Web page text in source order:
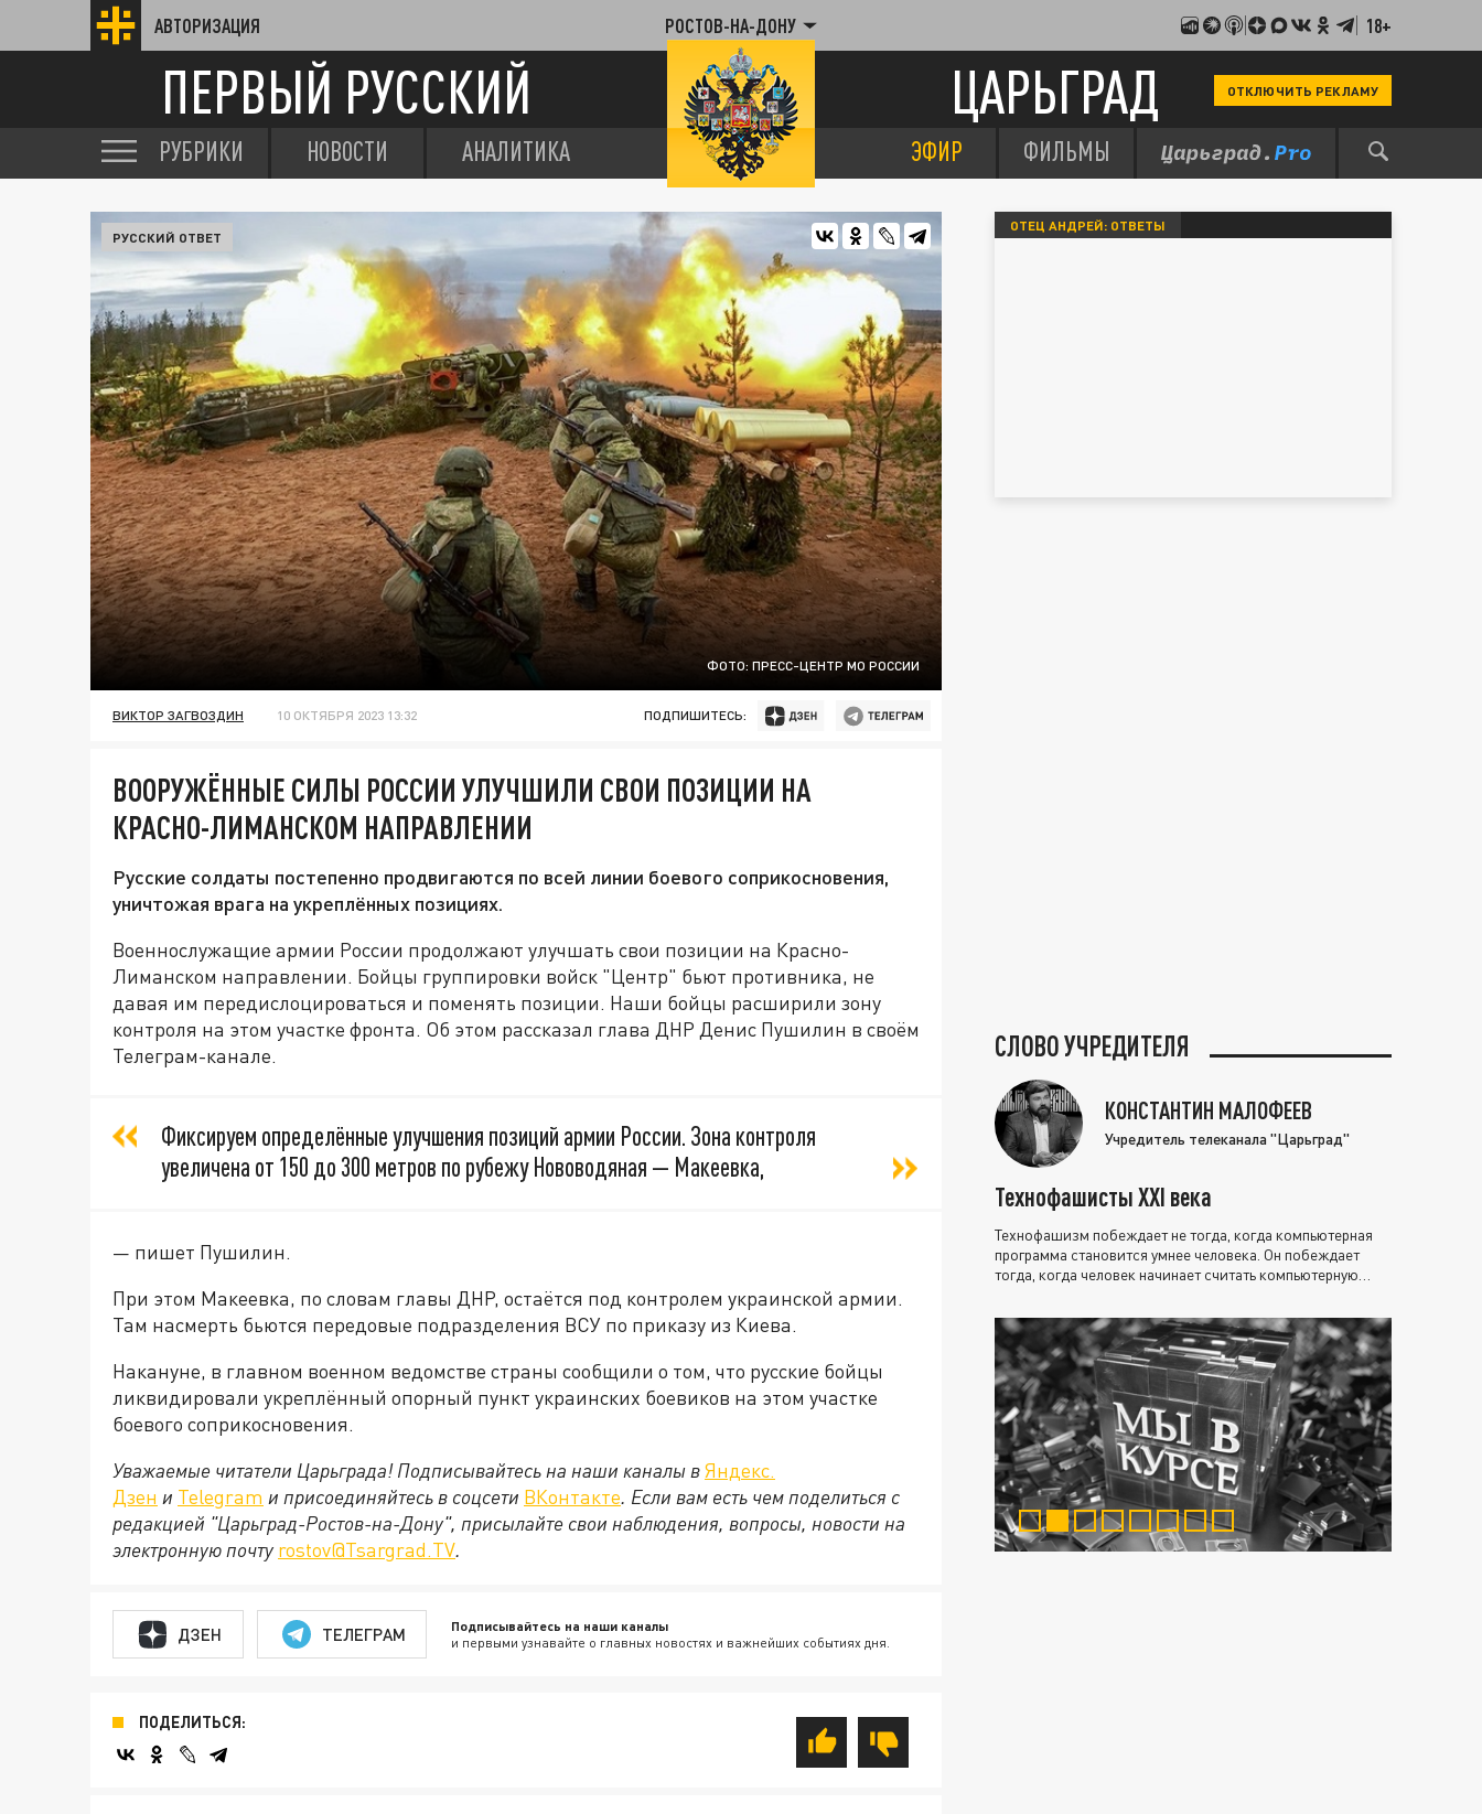
АВТОРИЗАЦИЯ РОСТОВ-НА-ДОНУ 18+
ПЕРВЫЙ РУССКИЙ ЦАРЬГРАД ОТКЛЮЧИТЬ РЕКЛАМУ
РУБРИКИ НОВОСТИ АНАЛИТИКА ЭФИР ФИЛЬМЫ
ФОТО: ПРЕСС-ЦЕНТР МО РОССИИ
РУССКИЙ ОТВЕТ
ВИКТОР ЗАГВОЗДИН 10 ОКТЯБРЯ 2023 13:32 ПОДПИШИТЕСЬ:
ВООРУЖЁННЫЕ СИЛЫ РОССИИ УЛУЧШИЛИ СВОИ ПОЗИЦИИ НА
КРАСНО-ЛИМАНСКОМ НАПРАВЛЕНИИ
Русские солдаты постепенно продвигаются по всей линии боевого соприкосновения,
уничтожая врага на укреплённых позициях.
Военнослужащие армии России продолжают улучшать свои позиции на Красно-
Лиманском направлении. Бойцы группировки войск "Центр" бьют противника, не
давая им передислоцироваться и поменять позиции. Наши бойцы расширили зону
контроля на этом участке фронта. Об этом рассказал глава ДНР Денис Пушилин в своём
Телеграм-канале.
Фиксируем определённые улучшения позиций армии России. Зона контроля
увеличена от 150 до 300 метров по рубежу Нововодяная — Макеевка,
— пишет Пушилин.
При этом Макеевка, по словам главы ДНР, остаётся под контролем украинской армии.
Там насмерть бьются передовые подразделения ВСУ по приказу из Киева.
Накануне, в главном военном ведомстве страны сообщили о том, что русские бойцы
ликвидировали укреплённый опорный пункт украинских боевиков на этом участке
боевого соприкосновения.
Уважаемые читатели Царьграда! Подписывайтесь на наши каналы вЯндекс.
Дзен и Telegram и присоединяйтесь в соцсети ВКонтакте. Если вам есть чем поделиться с
редакцией "Царьград-Ростов-на-Дону", присылайте свои наблюдения, вопросы, новости на
электронную почту rostov@Tsargrad.ТV.
ДЗЕН ТЕЛЕГРАМ Подписывайтесь на наши каналы
и первыми узнавайте о главных новостях и важнейших событиях дня.
ПОДЕЛИТЬСЯ:
ОТЕЦ АНДРЕЙ: ОТВЕТЫ
СЛОВО УЧРЕДИТЕЛЯ
КОНСТАНТИН МАЛОФЕЕВ
Учредитель телеканала "Царьград"
Технофашисты XXI века
Технофашизм побеждает не тогда, когда компьютерная
программа становится умнее человека. Он побеждает
тогда, когда человек начинает считать компьютерную